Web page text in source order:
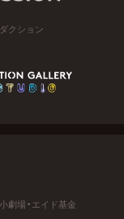
クション
小劇場・エイド基金